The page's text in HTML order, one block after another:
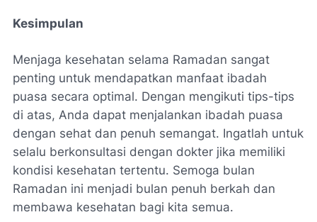
Kesimpulan
Menjaga kesehatan selama Ramadan sangat
penting untuk mendapatkan manfaat ibadah
puasa secara optimal. Dengan mengikuti tips-tips
di atas, Anda dapat menjalankan ibadah puasa
dengan sehat dan penuh semangat. Ingatlah untuk
selalu berkonsultasi dengan dokter jika memiliki
kondisi kesehatan tertentu. Semoga bulan
Ramadan ini menjadi bulan penuh berkah dan
membawa kesehatan bagi kita semua.